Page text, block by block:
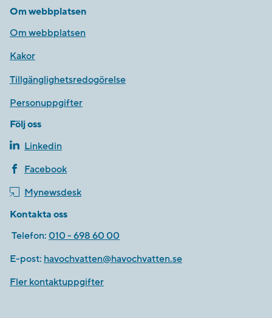
Om webbplatsen
Om webbplatsen
Kakor
Tillgänglighetsredogörelse
Personuppgifter
Följ oss
Linkedin
Facebook
Mynewsdesk
Kontakta oss
Telefon: 010 - 698 60 00
E-post: havochvatten@havochvatten.se
Fler kontaktuppgifter